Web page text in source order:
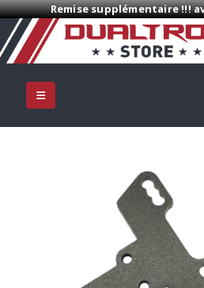
Remise supplémentaire !!!